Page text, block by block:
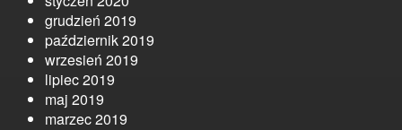
grudzień 2019
październik 2019
wrzesień 2019
lipiec 2019
maj 2019
marzec 2019